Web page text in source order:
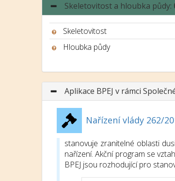
Skeletovitost a hloubka půdy:
Skeletovitost
Hloubka půdy
Aplikace BPEJ v rámci
Nařízení vlády 262/
stanovuje zranitelné oblasti
nařízení. Akční program se
BPEJ jsou rozhodující pro